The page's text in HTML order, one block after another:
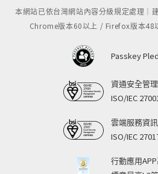
本網站已依台灣網站內容分級規定處理｜
Chrome版本60以上 / Firefox版本48
Passkey
資通安全管
ISO/IEC
雲端服務資
ISO/IEC
行動應用